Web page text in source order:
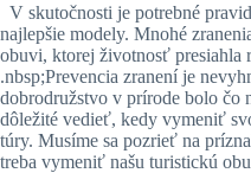
V skutočnosti je potrebné
najlepšie modely. Mnohé
obuvi, ktorej životnosť presiahla
.nbsp;Prevencia zranení je
dobrodružstvo v prírode bolo čo
dôležité vedieť, kedy vymeniť
túry. Musíme sa pozrieť na
treba vymeniť našu turistickú